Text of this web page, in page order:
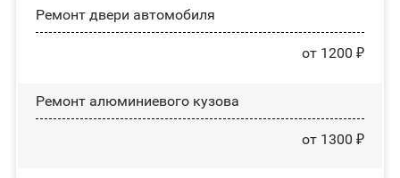
Ремонт двери автомобиля
от 1200 ₽
Ремонт алюминиевого кузова
от 1300 ₽